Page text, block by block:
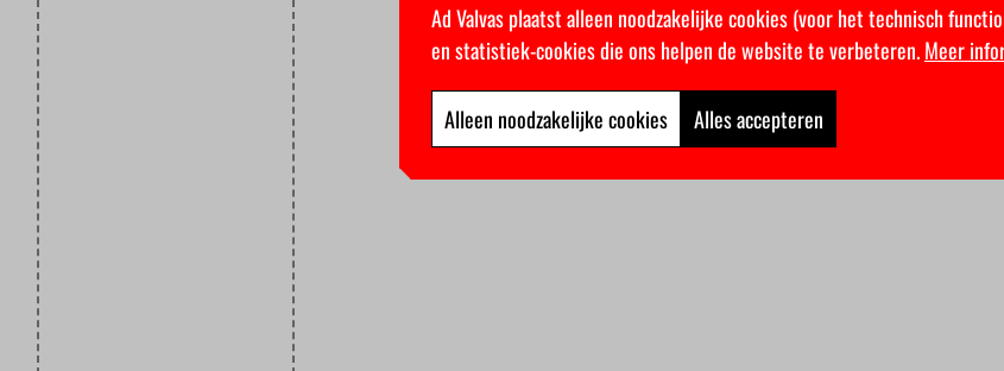
Ad Valvas plaatst alleen noodzakelijke cookies (voor het technisch
en statistiek-cookies die ons helpen de website te verbeteren.Meer
Alleen noodzakelijke cookies Alles accepteren